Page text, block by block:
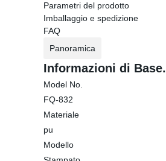
Parametri del prodotto
Imballaggio e spedizione
FAQ
Panoramica
Informazioni di Base.
Model No.
FQ-832
Materiale
pu
Modello